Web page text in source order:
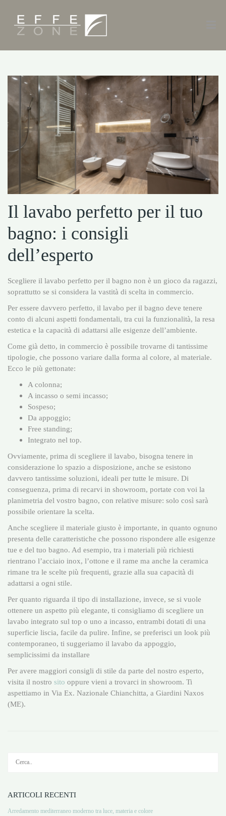
Il lavabo perfetto per il tuo
bagno: i consigli
dell’esperto
Scegliere il lavabo perfetto per il bagno non è un gioco da ragazzi,
soprattutto se si considera la vastità di scelta in commercio.
Per essere davvero perfetto, il lavabo per il bagno deve tenere
conto di alcuni aspetti fondamentali, tra cui la funzionalità, la resa
estetica e la capacità di adattarsi alle esigenze dell’ambiente.
Come già detto, in commercio è possibile trovarne di tantissime
tipologie, che possono variare dalla forma al colore, al materiale.
Ecco le più gettonate:
A colonna;
A incasso o semi incasso;
Sospeso;
Da appoggio;
Free standing;
Integrato nel top.
Ovviamente, prima di scegliere il lavabo, bisogna tenere in
considerazione lo spazio a disposizione, anche se esistono
davvero tantissime soluzioni, ideali per tutte le misure. Di
conseguenza, prima di recarvi in showroom, portate con voi la
planimetria del vostro bagno, con relative misure: solo così sarà
possibile orientare la scelta.
Anche scegliere il materiale giusto è importante, in quanto ognuno
presenta delle caratteristiche che possono rispondere alle esigenze
tue e del tuo bagno. Ad esempio, tra i materiali più richiesti
rientrano l’acciaio inox, l’ottone e il rame ma anche la ceramica
rimane tra le scelte più frequenti, grazie alla sua capacità di
adattarsi a ogni stile.
Per quanto riguarda il tipo di installazione, invece, se si vuole
ottenere un aspetto più elegante, ti consigliamo di scegliere un
lavabo integrato sul top o uno a incasso, entrambi dotati di una
superficie liscia, facile da pulire. Infine, se preferisci un look più
contemporaneo, ti suggeriamo il lavabo da appoggio,
semplicissimi da installare
Per avere maggiori consigli di stile da parte del nostro esperto,
visita il nostro sito oppure vieni a trovarci in showroom. Ti
aspettiamo in Via Ex. Nazionale Chianchitta, a Giardini Naxos
(ME).
ARTICOLI RECENTI
Arredamento mediterraneo moderno tra luce, materia e colore